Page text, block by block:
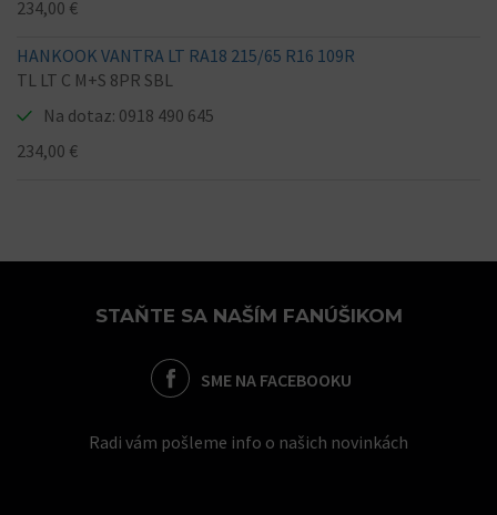
234,00 €
HANKOOK VANTRA LT RA18 215/65 R16 109R
TL LT C M+S 8PR SBL
Na dotaz: 0918 490 645
234,00 €
STAŇTE SA NAŠÍM FANÚŠIKOM
SME NA FACEBOOKU
Radi vám pošleme info o našich novinkách